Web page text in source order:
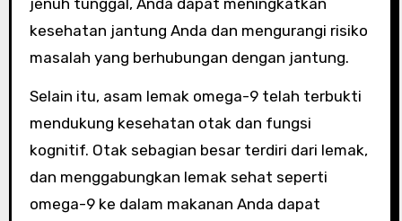
jenuh tunggal, Anda dapat meningkatkan
kesehatan jantung Anda dan mengurangi risiko
masalah yang berhubungan dengan jantung.
Selain itu, asam lemak omega-9 telah terbukti
mendukung kesehatan otak dan fungsi
kognitif. Otak sebagian besar terdiri dari lemak,
dan menggabungkan lemak sehat seperti
omega-9 ke dalam makanan Anda dapat